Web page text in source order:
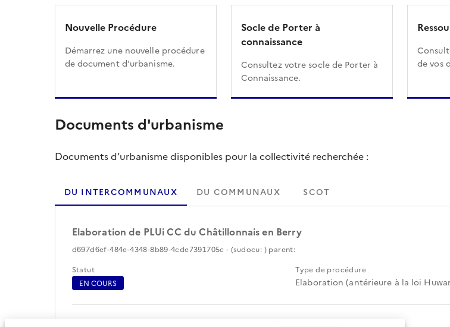
Nouvelle Procédure
Démarrez une nouvelle procédure
de document d’urbanisme.
Socle de Porter à
connaissance
Consultez votre socle de Porter à
Connaissance.
de vos
Documents d'urbanisme
Documents d’urbanisme disponibles pour la collectivité recherchée :
DU INTERCOMMUNAUX DU COMMUNAUX SCOT
Elaboration de PLUi CC du Châtillonnais en Berry
d697d6ef-484e-4348-8b89-4cde7391705c - (sudocu: ) parent:
Statut
EN COURS
Type de procédure
Elaboration (antérieure à la loi